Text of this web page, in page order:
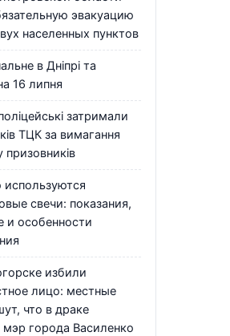
эвакуацию
населенных пунктов
в Дніпрі та
16 липня
затримали
ТЦК за вимагання
призовників
используются
свечи: показания,
и особенности
избили
лицо: местные
что в драке
города Василенко